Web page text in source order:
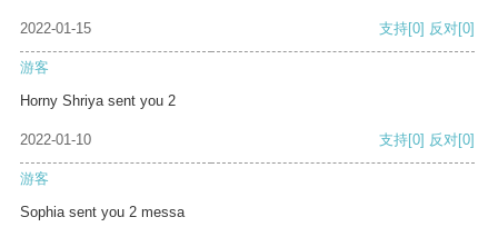
2022-01-15 支持[0] 反对[0]
游客
Horny Shriya sent you 2
2022-01-10 支持[0] 反对[0]
游客
Sophia sent you 2 messa